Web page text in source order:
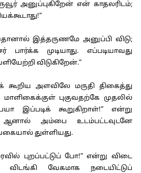
அனுப்புகிறேன் என் காதலரிடம்;
இத்தருணமே அனுப்பி விடு;
முடியாது. எப்படியாவது
விடுகிறேன்.”
அளவிலே மருதி திகைத்து
மாளிகைக்குள் புகுவதற்கே முதலில்
இப்படிக் கூறுகிறாள்!” என்று
ஆனால் அம்பை உடம்பட்டவுடனே
துள்ளியது.
புறப்பட்டுப் போ!” என்று விடை
விடங்கி வேகமாக நடையிட்டுப்